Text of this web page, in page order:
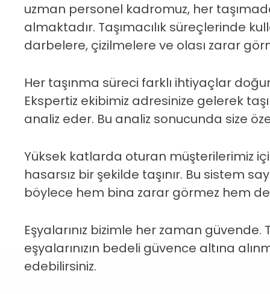
uzman personel kadromuz, her
almaktadır. Taşımacılık süreçlerinde
darbelere, çizilmelere ve olası zarar
Her taşınma süreci farklı ihtiyaçlar
Ekspertiz ekibimiz adresinize gelerek
analiz eder. Bu analiz sonucunda size
Yüksek katlarda oturan müşterilerimiz
hasarsız bir şekilde taşınır. Bu sistem
böylece hem bina zarar görmez hem de
Eşyalarınız bizimle her zaman
eşyalarınızın bedeli güvence altına
edebilirsiniz.